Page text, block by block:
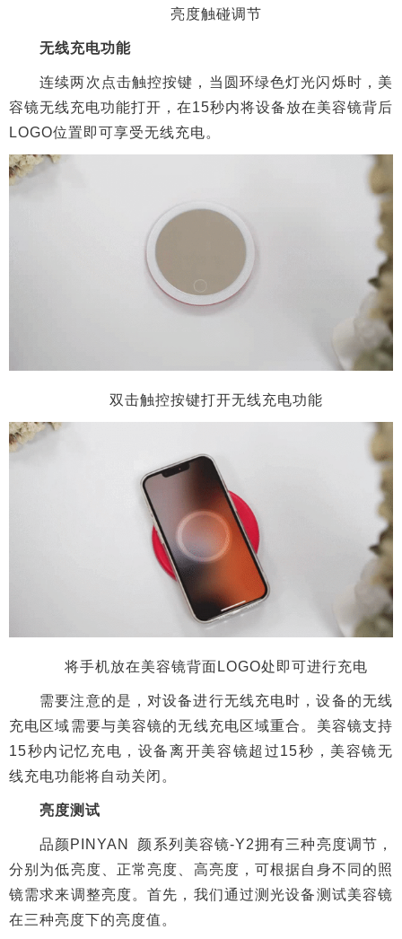
将手机放在美容镜背面LOGO处即可进行充电
需要注意的是，对设备进行无线充电时，设备的无线
充电区域需要与美容镜的无线充电区域重合。美容镜支持
15秒内记忆充电，设备离开美容镜超过15秒，美容镜无
线充电功能将自动关闭。
品颜PINYAN 颜系列美容镜-Y2拥有三种亮度调节，
镜需求来调整亮度。首先，我们通过测光设备测试美容镜
在三种亮度下的亮度值。
测得低亮度模式下，亮度值为392nit，美容镜补光效
果能够匹配在一般室内场景下光照环境;